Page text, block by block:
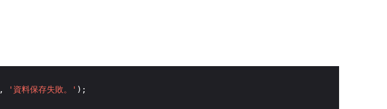
, '資料保存失敗。'